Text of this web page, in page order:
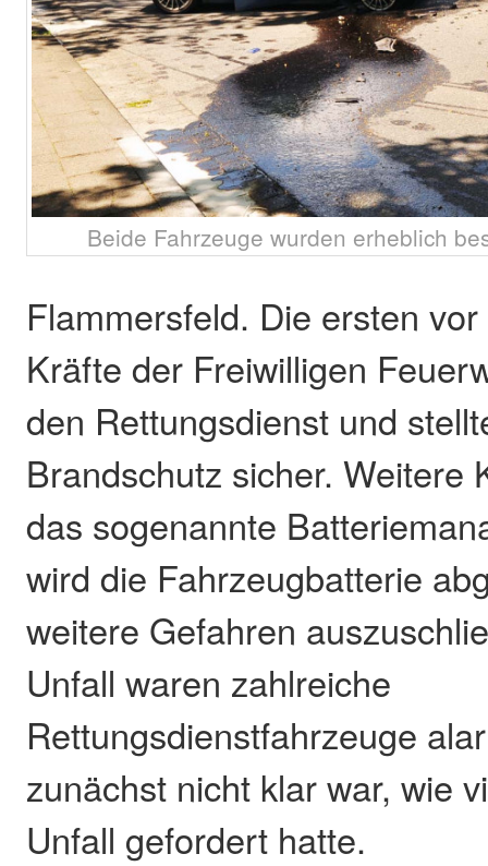
Beide Fahrzeuge wurden erheblich
Flammersfeld. Die ersten
Kräfte der Freiwilligen
den Rettungsdienst und
Brandschutz sicher. Weitere
das sogenannte
wird die Fahrzeugbatterie
weitere Gefahren
Unfall waren zahlreiche
Rettungsdienstfahrzeuge
zunächst nicht klar war, wie
Unfall gefordert hatte.